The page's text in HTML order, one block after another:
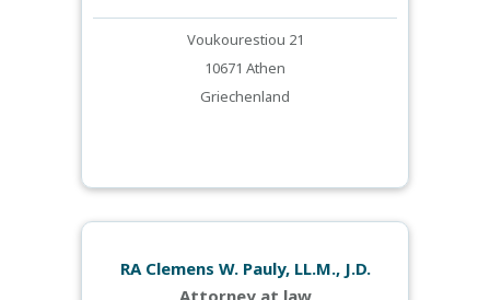
Voukourestiou 21
10671 Athen
Griechenland
RA Clemens W. Pauly, LL.M., J.D.
Attorney at law